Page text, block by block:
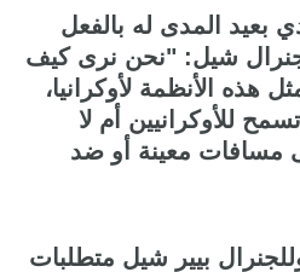
بعيد المدى له بالفعل
شيل: "نحن نرى كيف
هذه الأنظمة لأوكرانيا،
للأوكرانيين أم لا
مسافات معينة أو ضد
بيير شيل متطلبات